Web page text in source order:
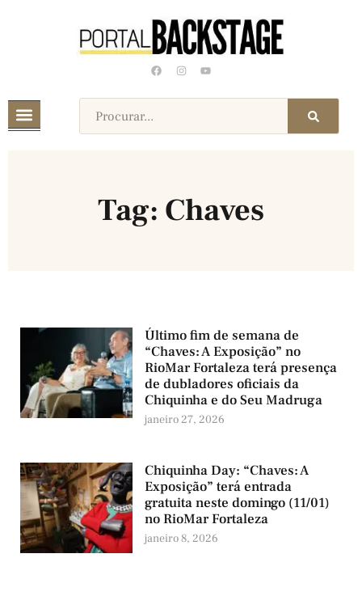
Tag: Chaves
Último fim de semana de
“Chaves: A Exposição” no
RioMar Fortaleza terá presença
de dubladores oficiais da
Chiquinha e do Seu Madruga
janeiro 27, 2026
Chiquinha Day: “Chaves: A
Exposição” terá entrada
gratuita neste domingo (11/01)
no RioMar Fortaleza
janeiro 8, 2026